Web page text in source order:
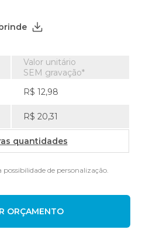
Valor unitário
SEM gravação*
R$ 12,98
R$ 20,31
quantidades
de personalização.